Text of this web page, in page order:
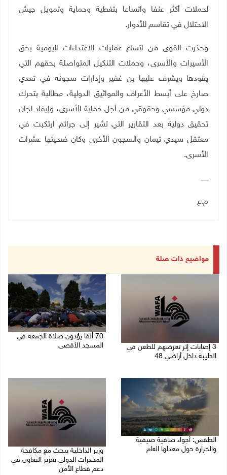
لحملات أكثر عنفا واتساعا بتغطية وحماية وتمويل جيش
الاحتلال في تقاسم للأدوار.
وحذرت القوى من اتساع عمليات الاعتداءات اليومية بحق
الأسيرات والأسرى، وحملات التنكيل المتواصلة بحقهم التي
يقودها ويشرف عليها بن غفير وإدارات سجونه في تعدي
صارخ على أبسط الأعراف والمواثيق الدولية، مطالبة بتحرك
دولي مؤسسي وحقوقي من أجل حماية الأسرى، وإيفاد لجان
تحقيق دولية بعد التقارير التي تشير إلى جرائم ارتكبت في
معتقل سيدي تيمان والسجون الأخرى وكان ضحيتها عشرات
الأسرى.
ـــــــ
م.ع
مواضيع ذات صلة
3 إصابات إثر تعرضهم للطعن في
الطيبة داخل أراضي 48
70 ألفا يؤدون صلاة الجمعة في
المسجد الأقصى
الطقس: أجواء صافية صيفية
والحرارة حول معدلها العام
وزير الداخلية يبحث مع مكافحة
المخدرات الدولي تعزيز التعاون في
دعم قطاع الأمن